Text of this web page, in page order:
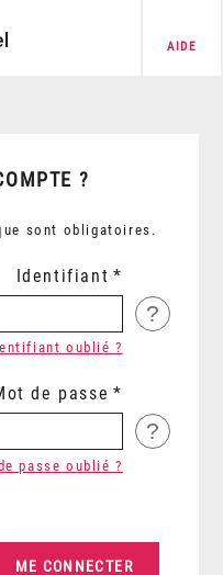
AIDE
?
sont obligatoires.
Identifiant
?
oublié ?
de passe
?
passe oublié ?